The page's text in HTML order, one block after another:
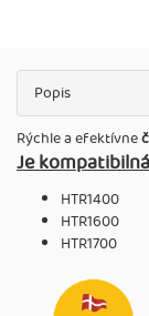
Popis
Rýchle a efektívne
Je
HTR1400
HTR1600
HTR1700